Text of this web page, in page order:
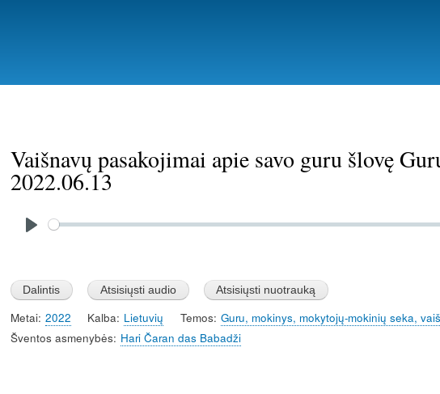
Vaišnavų pasakojimai apie savo guru šlovę
2022.06.13
a
y
Metai 2022 Kalba Lietuvių Temos Guru, mokinys, mokytojų-mokinių seka,
Šventos asmenybės Hari Čaran das Babadži